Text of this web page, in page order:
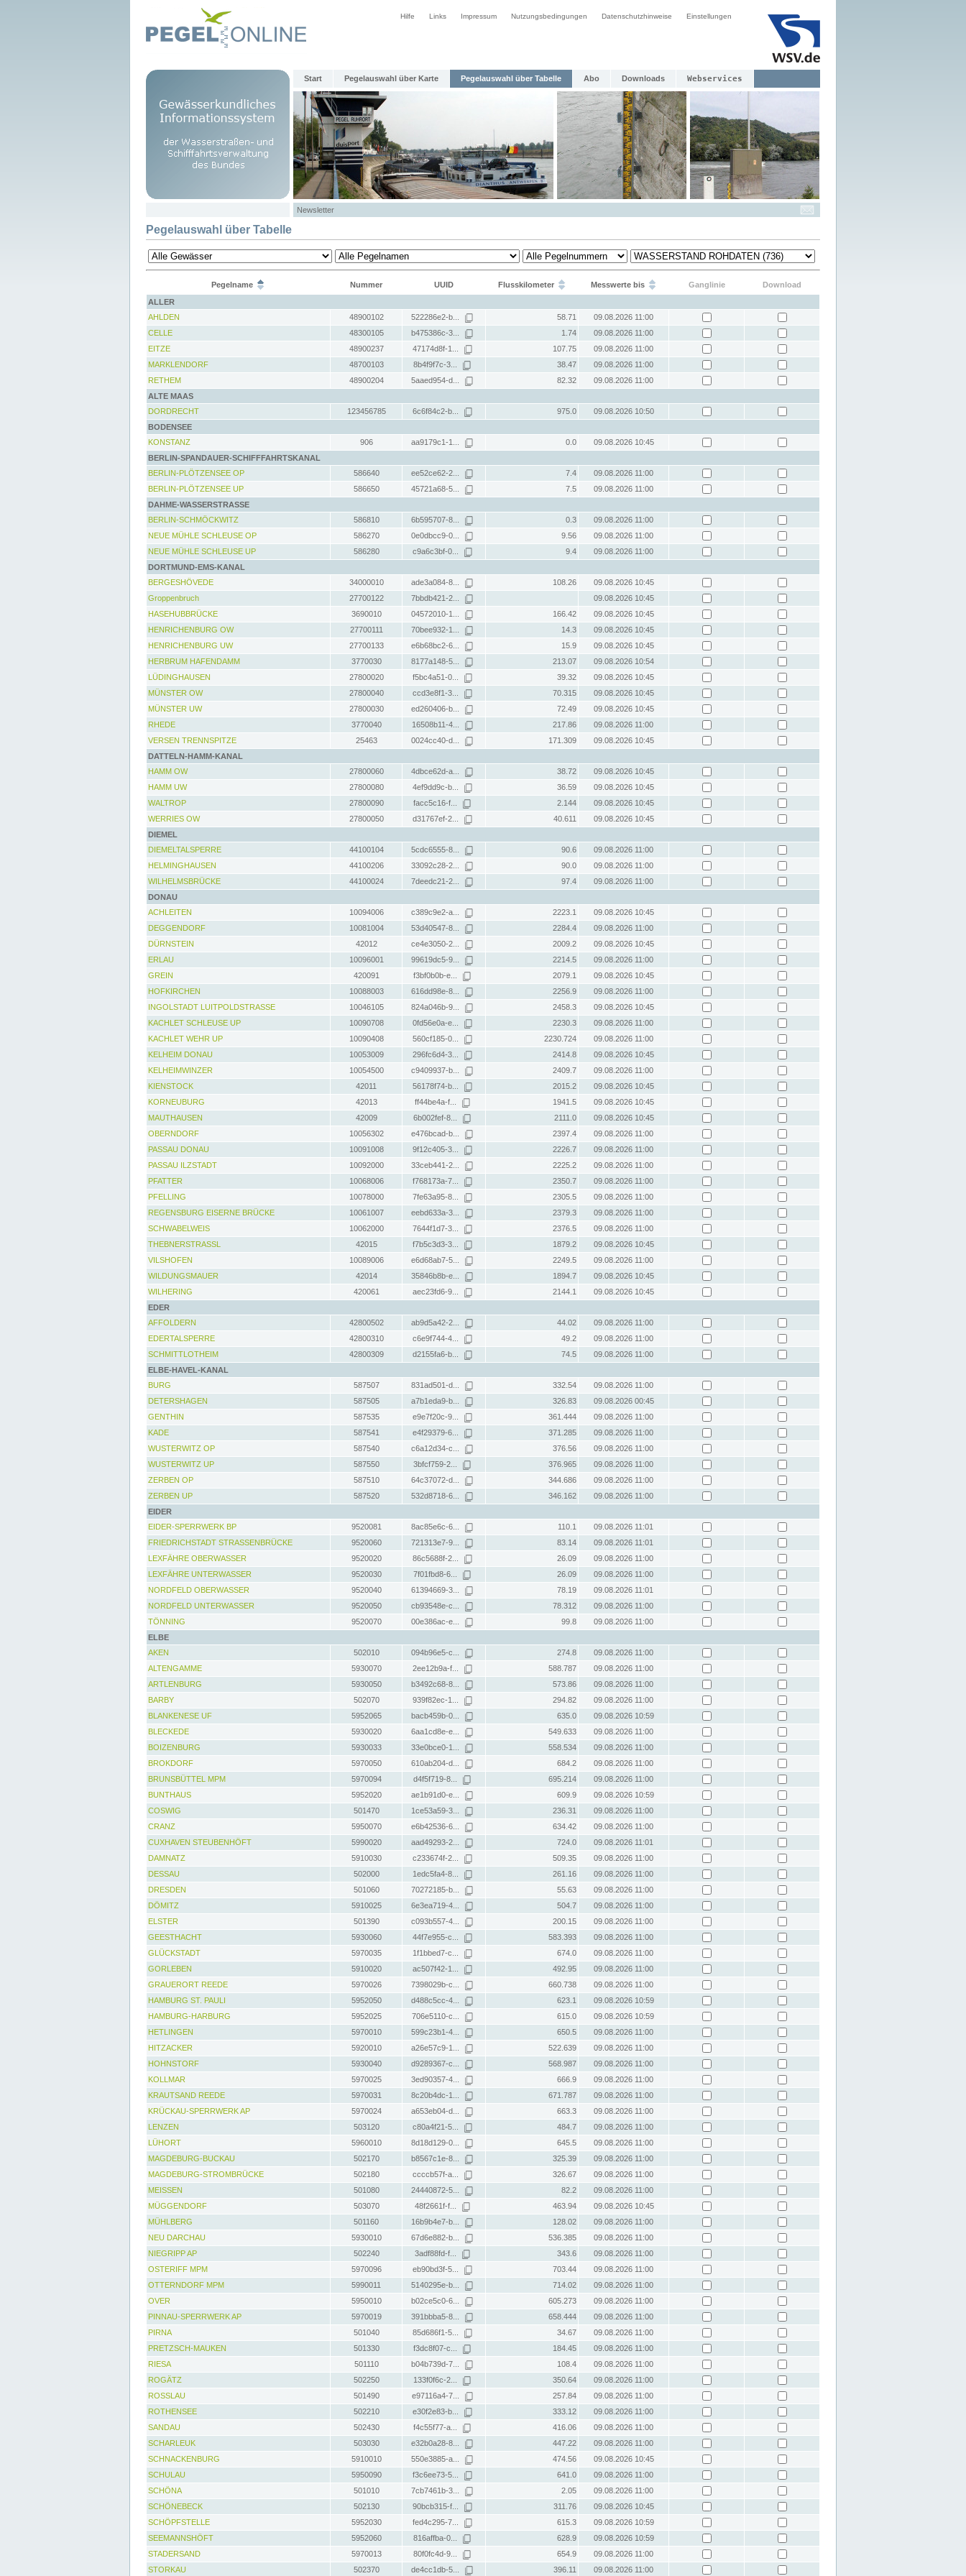
Hilfe Links Impressum Nutzungsbedingungen Datenschutzhinweise Einstellungen
Start Pegelauswahl über Karte Pegelauswahl über Tabelle Abo Downloads Webservices
Newsletter
Pegelauswahl über Tabelle
Pegelname Nummer UUID Flusskilometer Messwerte bis Ganglinie
Download
ALLER
AHLDEN
48900102 522286e2-b... 58.71
09.08.2026 11:00
CELLE
48300105 b475386c-3... 1.74
09.08.2026 11:00
EITZE
48900237 47174d8f-1... 107.75
09.08.2026 11:00
MARKLENDORF
48700103 8b4f9f7c-3... 38.47
09.08.2026 11:00
RETHEM
48900204 5aaed954-d... 82.32
09.08.2026 11:00
ALTE MAAS
DORDRECHT
123456785 6c6f84c2-b... 975.0
09.08.2026 10:50
BODENSEE
KONSTANZ
906 aa9179c1-1... 0.0
09.08.2026 10:45
BERLIN-SPANDAUER-SCHIFFFAHRTSKANAL
BERLIN-PLÖTZENSEE OP
586640 ee52ce62-2... 7.4
09.08.2026 11:00
BERLIN-PLÖTZENSEE UP
586650 45721a68-5... 7.5
09.08.2026 11:00
DAHME-WASSERSTRASSE
BERLIN-SCHMÖCKWITZ
586810 6b595707-8... 0.3
09.08.2026 11:00
NEUE MÜHLE SCHLEUSE OP
586270 0e0dbcc9-0... 9.56
09.08.2026 11:00
NEUE MÜHLE SCHLEUSE UP
586280 c9a6c3bf-0... 9.4
09.08.2026 11:00
DORTMUND-EMS-KANAL
BERGESHÖVEDE
34000010 ade3a084-8... 108.26
09.08.2026 10:45
Groppenbruch
27700122 7bbdb421-2...
09.08.2026 10:45
HASEHUBBRÜCKE
3690010 04572010-1... 166.42
09.08.2026 10:45
HENRICHENBURG OW
27700111 70bee932-1... 14.3
09.08.2026 10:45
HENRICHENBURG UW
27700133 e6b68bc2-6... 15.9
09.08.2026 10:45
HERBRUM HAFENDAMM
3770030 8177a148-5... 213.07
09.08.2026 10:54
LÜDINGHAUSEN
27800020 f5bc4a51-0... 39.32
09.08.2026 10:45
MÜNSTER OW
27800040 ccd3e8f1-3... 70.315
09.08.2026 10:45
MÜNSTER UW
27800030 ed260406-b... 72.49
09.08.2026 10:45
RHEDE
3770040 16508b11-4... 217.86
09.08.2026 11:00
VERSEN TRENNSPITZE
25463 0024cc40-d... 171.309
09.08.2026 10:45
DATTELN-HAMM-KANAL
HAMM OW
27800060 4dbce62d-a... 38.72
09.08.2026 10:45
HAMM UW
27800080 4ef9dd9c-b... 36.59
09.08.2026 10:45
WALTROP
27800090 facc5c16-f... 2.144
09.08.2026 10:45
WERRIES OW
27800050 d31767ef-2... 40.611
09.08.2026 10:45
DIEMEL
DIEMELTALSPERRE
44100104 5cdc6555-8... 90.6
09.08.2026 11:00
HELMINGHAUSEN
44100206 33092c28-2... 90.0
09.08.2026 11:00
WILHELMSBRÜCKE
44100024 7deedc21-2... 97.4
09.08.2026 11:00
DONAU
ACHLEITEN
10094006 c389c9e2-a... 2223.1
09.08.2026 10:45
DEGGENDORF
10081004 53d40547-8... 2284.4
09.08.2026 11:00
DÜRNSTEIN
42012 ce4e3050-2... 2009.2
09.08.2026 10:45
ERLAU
10096001 99619dc5-9... 2214.5
09.08.2026 11:00
GREIN
420091 f3bf0b0b-e... 2079.1
09.08.2026 10:45
HOFKIRCHEN
10088003 616dd98e-8... 2256.9
09.08.2026 11:00
INGOLSTADT LUITPOLDSTRASSE
10046105 824a046b-9... 2458.3
09.08.2026 10:45
KACHLET SCHLEUSE UP
10090708 0fd56e0a-e... 2230.3
09.08.2026 11:00
KACHLET WEHR UP
10090408 560cf185-0... 2230.724
09.08.2026 11:00
KELHEIM DONAU
10053009 296fc6d4-3... 2414.8
09.08.2026 10:45
KELHEIMWINZER
10054500 c9409937-b... 2409.7
09.08.2026 11:00
KIENSTOCK
42011 56178f74-b... 2015.2
09.08.2026 10:45
KORNEUBURG
42013 ff44be4a-f... 1941.5
09.08.2026 10:45
MAUTHAUSEN
42009 6b002fef-8... 2111.0
09.08.2026 10:45
OBERNDORF
10056302 e476bcad-b... 2397.4
09.08.2026 11:00
PASSAU DONAU
10091008 9f12c405-3... 2226.7
09.08.2026 11:00
PASSAU ILZSTADT
10092000 33ceb441-2... 2225.2
09.08.2026 11:00
PFATTER
10068006 f768173a-7... 2350.7
09.08.2026 11:00
PFELLING
10078000 7fe63a95-8... 2305.5
09.08.2026 11:00
REGENSBURG EISERNE BRÜCKE
10061007 eebd633a-3... 2379.3
09.08.2026 11:00
SCHWABELWEIS
10062000 7644f1d7-3... 2376.5
09.08.2026 11:00
THEBNERSTRASSL
42015 f7b5c3d3-3... 1879.2
09.08.2026 10:45
VILSHOFEN
10089006 e6d68ab7-5... 2249.5
09.08.2026 11:00
WILDUNGSMAUER
42014 35846b8b-e... 1894.7
09.08.2026 10:45
WILHERING
420061 aec23fd6-9... 2144.1
09.08.2026 10:45
EDER
AFFOLDERN
42800502 ab9d5a42-2... 44.02
09.08.2026 11:00
EDERTALSPERRE
42800310 c6e9f744-4... 49.2
09.08.2026 11:00
SCHMITTLOTHEIM
42800309 d2155fa6-b... 74.5
09.08.2026 11:00
ELBE-HAVEL-KANAL
BURG
587507 831ad501-d... 332.54
09.08.2026 11:00
DETERSHAGEN
587505 a7b1eda9-b... 326.83
09.08.2026 00:45
GENTHIN
587535 e9e7f20c-9... 361.444
09.08.2026 11:00
KADE
587541 e4f29379-6... 371.285
09.08.2026 11:00
WUSTERWITZ OP
587540 c6a12d34-c... 376.56
09.08.2026 11:00
WUSTERWITZ UP
587550 3bfcf759-2... 376.965
09.08.2026 11:00
ZERBEN OP
587510 64c37072-d... 344.686
09.08.2026 11:00
ZERBEN UP
587520 532d8718-6... 346.162
09.08.2026 11:00
EIDER
EIDER-SPERRWERK BP
9520081 8ac85e6c-6... 110.1
09.08.2026 11:01
FRIEDRICHSTADT STRASSENBRÜCKE
9520060 721313e7-9... 83.14
09.08.2026 11:01
LEXFÄHRE OBERWASSER
9520020 86c5688f-2... 26.09
09.08.2026 11:00
LEXFÄHRE UNTERWASSER
9520030 7f01fbd8-6... 26.09
09.08.2026 11:00
NORDFELD OBERWASSER
9520040 61394669-3... 78.19
09.08.2026 11:01
NORDFELD UNTERWASSER
9520050 cb93548e-c... 78.312
09.08.2026 11:00
TÖNNING
9520070 00e386ac-e... 99.8
09.08.2026 11:00
ELBE
AKEN
502010 094b96e5-c... 274.8
09.08.2026 11:00
ALTENGAMME
5930070 2ee12b9a-f... 588.787
09.08.2026 11:00
ARTLENBURG
5930050 b3492c68-8... 573.86
09.08.2026 11:00
BARBY
502070 939f82ec-1... 294.82
09.08.2026 11:00
BLANKENESE UF
5952065 bacb459b-0... 635.0
09.08.2026 10:59
BLECKEDE
5930020 6aa1cd8e-e... 549.633
09.08.2026 11:00
BOIZENBURG
5930033 33e0bce0-1... 558.534
09.08.2026 11:00
BROKDORF
5970050 610ab204-d... 684.2
09.08.2026 11:00
BRUNSBÜTTEL MPM
5970094 d4f5f719-8... 695.214
09.08.2026 11:00
BUNTHAUS
5952020 ae1b91d0-e... 609.9
09.08.2026 10:59
COSWIG
501470 1ce53a59-3... 236.31
09.08.2026 11:00
CRANZ
5950070 e6b42536-6... 634.42
09.08.2026 11:00
CUXHAVEN STEUBENHÖFT
5990020 aad49293-2... 724.0
09.08.2026 11:01
DAMNATZ
5910030 c233674f-2... 509.35
09.08.2026 11:00
DESSAU
502000 1edc5fa4-8... 261.16
09.08.2026 11:00
DRESDEN
501060 70272185-b... 55.63
09.08.2026 11:00
DÖMITZ
5910025 6e3ea719-4... 504.7
09.08.2026 11:00
ELSTER
501390 c093b557-4... 200.15
09.08.2026 11:00
GEESTHACHT
5930060 44f7e955-c... 583.393
09.08.2026 11:00
GLÜCKSTADT
5970035 1f1bbed7-c... 674.0
09.08.2026 11:00
GORLEBEN
5910020 ac507f42-1... 492.95
09.08.2026 11:00
GRAUERORT REEDE
5970026 7398029b-c... 660.738
09.08.2026 11:00
HAMBURG ST. PAULI
5952050 d488c5cc-4... 623.1
09.08.2026 10:59
HAMBURG-HARBURG
5952025 706e5110-c... 615.0
09.08.2026 10:59
HETLINGEN
5970010 599c23b1-4... 650.5
09.08.2026 11:00
HITZACKER
5920010 a26e57c9-1... 522.639
09.08.2026 11:00
HOHNSTORF
5930040 d9289367-c... 568.987
09.08.2026 11:00
KOLLMAR
5970025 3ed90357-4... 666.9
09.08.2026 11:00
KRAUTSAND REEDE
5970031 8c20b4dc-1... 671.787
09.08.2026 11:00
KRÜCKAU-SPERRWERK AP
5970024 a653eb04-d... 663.3
09.08.2026 11:00
LENZEN
503120 c80a4f21-5... 484.7
09.08.2026 11:00
LÜHORT
5960010 8d18d129-0... 645.5
09.08.2026 11:00
MAGDEBURG-BUCKAU
502170 b8567c1e-8... 325.39
09.08.2026 11:00
MAGDEBURG-STROMBRÜCKE
502180 ccccb57f-a... 326.67
09.08.2026 11:00
MEISSEN
501080 24440872-5... 82.2
09.08.2026 11:00
MÜGGENDORF
503070 48f2661f-f... 463.94
09.08.2026 10:45
MÜHLBERG
501160 16b9b4e7-b... 128.02
09.08.2026 11:00
NEU DARCHAU
5930010 67d6e882-b... 536.385
09.08.2026 11:00
NIEGRIPP AP
502240 3adf88fd-f... 343.6
09.08.2026 11:00
OSTERIFF MPM
5970096 eb90bd3f-5... 703.44
09.08.2026 11:00
OTTERNDORF MPM
5990011 5140295e-b... 714.02
09.08.2026 11:00
OVER
5950010 b02ce5c0-6... 605.273
09.08.2026 11:00
PINNAU-SPERRWERK AP
5970019 391bbba5-8... 658.444
09.08.2026 11:00
PIRNA
501040 85d686f1-5... 34.67
09.08.2026 11:00
PRETZSCH-MAUKEN
501330 f3dc8f07-c... 184.45
09.08.2026 11:00
RIESA
501110 b04b739d-7... 108.4
09.08.2026 11:00
ROGÄTZ
502250 133f0f6c-2... 350.64
09.08.2026 11:00
ROSSLAU
501490 e97116a4-7... 257.84
09.08.2026 11:00
ROTHENSEE
502210 e30f2e83-b... 333.12
09.08.2026 11:00
SANDAU
502430 f4c55f77-a... 416.06
09.08.2026 11:00
SCHARLEUK
503030 e32b0a28-8... 447.22
09.08.2026 11:00
SCHNACKENBURG
5910010 550e3885-a... 474.56
09.08.2026 10:45
SCHULAU
5950090 f3c6ee73-5... 641.0
09.08.2026 11:00
SCHÖNA
501010 7cb7461b-3... 2.05
09.08.2026 11:00
SCHÖNEBECK
502130 90bcb315-f... 311.76
09.08.2026 10:45
SCHÖPFSTELLE
5952030 fed4c295-7... 615.3
09.08.2026 10:59
SEEMANNSHÖFT
5952060 816affba-0... 628.9
09.08.2026 10:59
STADERSAND
5970013 80f0fc4d-9... 654.9
09.08.2026 11:00
STORKAU
502370 de4cc1db-5... 396.11 09.08.2026 11:00